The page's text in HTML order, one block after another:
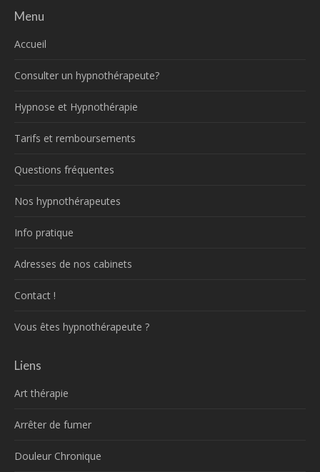
Menu
Accueil
Consulter un hypnothérapeute?
Hypnose et Hypnothérapie
Tarifs et remboursements
Questions fréquentes
Nos hypnothérapeutes
Info pratique
Adresses de nos cabinets
Contact !
Vous êtes hypnothérapeute ?
Liens
Art thérapie
Arrêter de fumer
Douleur Chronique